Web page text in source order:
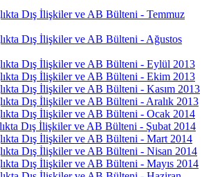
Dış İlişkiler ve AB Bülteni - Temmuz
Dış İlişkiler ve AB Bülteni - Ağustos
Dış İlişkiler ve AB Bülteni - Eylül 2013
Dış İlişkiler ve AB Bülteni - Ekim 2013
Dış İlişkiler ve AB Bülteni - Kasım 2013
Dış İlişkiler ve AB Bülteni - Aralık 2013
Dış İlişkiler ve AB Bülteni - Ocak 2014
Dış İlişkiler ve AB Bülteni - Şubat 2014
Dış İlişkiler ve AB Bülteni - Mart 2014
Dış İlişkiler ve AB Bülteni - Nisan 2014
Dış İlişkiler ve AB Bülteni - Mayıs 2014